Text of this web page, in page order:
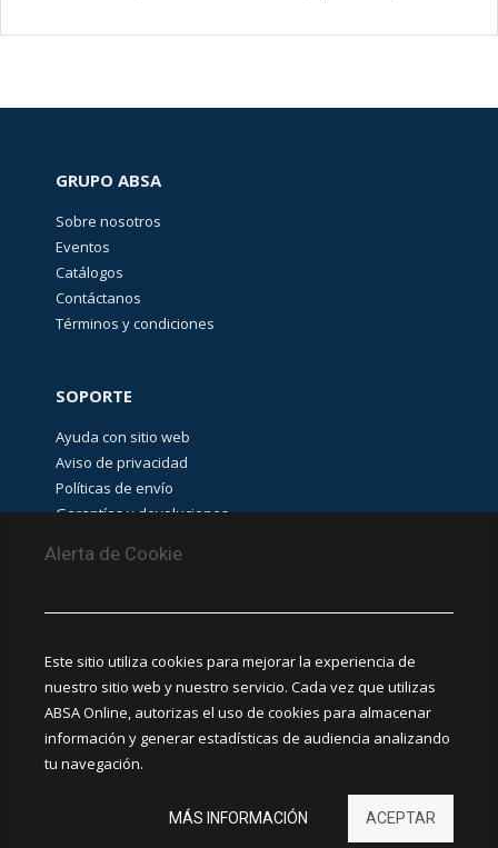
Alerta de Cookie
Este sitio utiliza cookies para mejorar la experiencia de
nuestro sitio web y nuestro servicio. Cada vez que utilizas
ABSA Online, autorizas el uso de cookies para almacenar
información y generar estadísticas de audiencia analizando
tu navegación.
MÁS INFORMACIÓN ACEPTAR
GRUPO ABSA
Sobre nosotros
Eventos
Catálogos
Contáctanos
Términos y condiciones
SOPORTE
Ayuda con sitio web
Aviso de privacidad
Políticas de envío
Garantías y devoluciones
PUNTOS DE RECOLECCIÓN
CEDIS Guadalajara
Amapola #380, La Aurora, C.P. 44460 Guadalajara,
Jalisco, MX.
Chihuahua